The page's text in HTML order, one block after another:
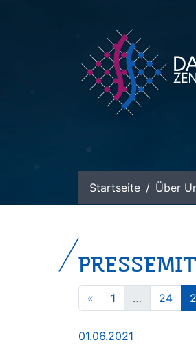
Startseite Über
« 1 … 24
01.06.2021